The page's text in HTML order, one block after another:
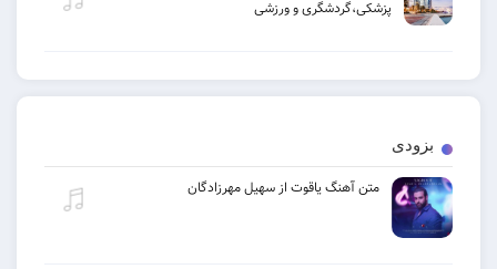
پزشکی،گردشگری و ورزشی
بزودی
متن آهنگ یاقوت از سهیل مهرزادگان